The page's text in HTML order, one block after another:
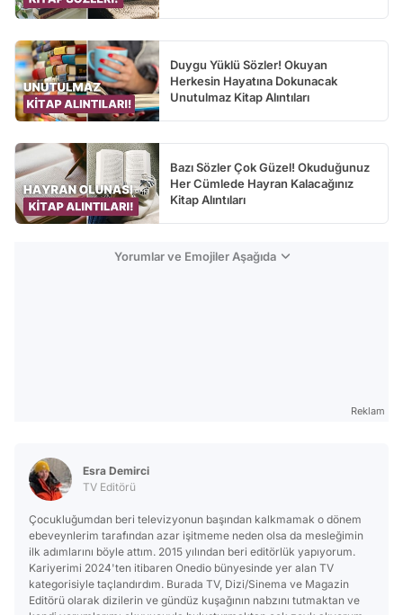
Duygu Yüklü Sözler! Okuyan
Herkesin Hayatına Dokunacak
Unutulmaz Kitap Alıntıları
Bazı Sözler Çok Güzel! Okuduğunuz
Her Cümlede Hayran Kalacağınız
Kitap Alıntıları
Yorumlar ve Emojiler Aşağıda
Reklam
Esra Demirci
TV Editörü
Çocukluğumdan beri televizyonun başından kalkmamak o dönem
ebeveynlerim tarafından azar işitmeme neden olsa da mesleğimin
ilk adımlarını böyle attım. 2015 yılından beri editörlük yapıyorum.
Kariyerimi 2024'ten itibaren Onedio bünyesinde yer alan TV
kategorisiyle taçlandırdım. Burada TV, Dizi/Sinema ve Magazin
Editörü olarak dizilerin ve gündüz kuşağının nabzını tutmaktan ve